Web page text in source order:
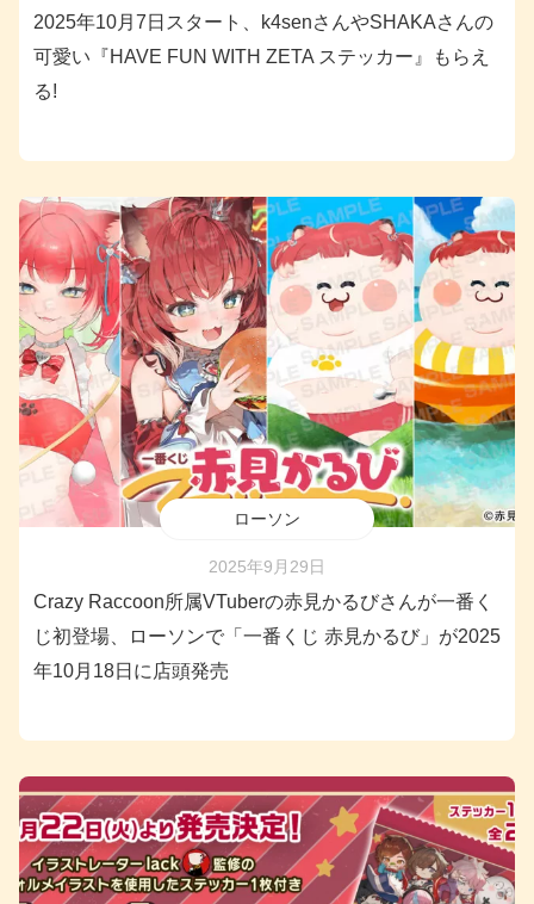
2025年10月7日スタート、k4senさんやSHAKAさんの
可愛い『HAVE FUN WITH ZETA ステッカー』もらえ
る!
ローソン
2025年9月29日
Crazy Raccoon所属VTuberの赤見かるびさんが一番く
じ初登場、ローソンで「一番くじ 赤見かるび」が2025
年10月18日に店頭発売